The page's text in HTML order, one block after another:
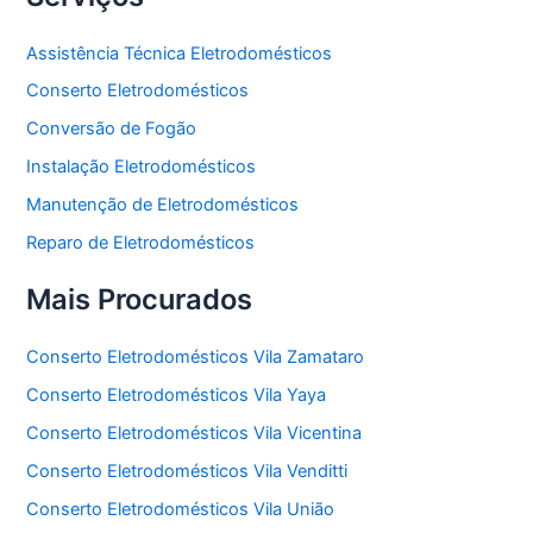
Assistência Técnica Eletrodomésticos
Conserto Eletrodomésticos
Conversão de Fogão
Instalação Eletrodomésticos
Manutenção de Eletrodomésticos
Reparo de Eletrodomésticos
Mais Procurados
Conserto Eletrodomésticos Vila Zamataro
Conserto Eletrodomésticos Vila Yaya
Conserto Eletrodomésticos Vila Vicentina
Conserto Eletrodomésticos Vila Venditti
Conserto Eletrodomésticos Vila União